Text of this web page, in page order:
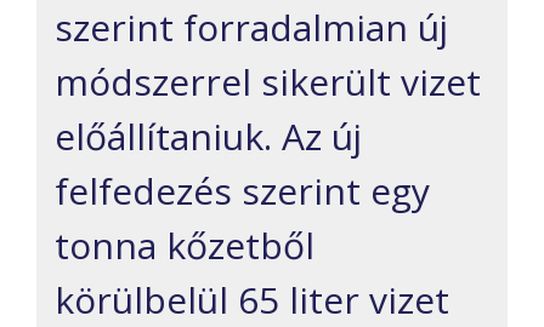
szerint forradalmian új
módszerrel sikerült vizet
előállítaniuk. Az új
felfedezés szerint egy
tonna kőzetből
körülbelül 65 liter vizet